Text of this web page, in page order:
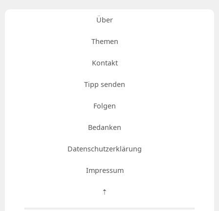
Über
Themen
Kontakt
Tipp senden
Folgen
Bedanken
Datenschutzerklärung
Impressum
⇡